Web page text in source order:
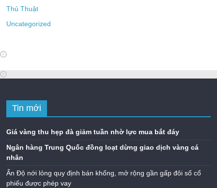
Thủ Thuật
Uncategorized
Tin mới
Giá vàng thu hẹp đà giảm tuần nhờ lực mua bắt đáy
Ngân hàng Trung Quốc đồng loạt dừng giao dịch vàng cá
nhân
Ấn Độ nới lỏng quy định bán khống, mở rộng gần gấp đôi số cổ
phiếu được phép vay